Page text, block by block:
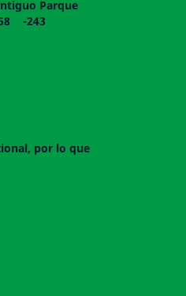
Parque
-243
por lo que